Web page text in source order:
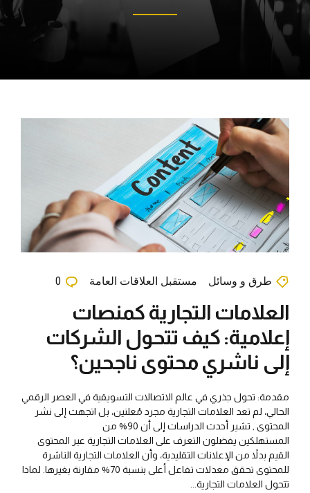
طرق و وسائل مستقبل العلاقات العامة 0
العلامات التجارية كمنصات
إعلامية: كيف تتحول الشركات
إلى ناشري محتوى ناجحين؟
مقدمة: تحول جذري في عالم الاتصالات التسويقية في العصر الرقمي
الحالي، لم تعد العلامات التجارية مجرد مُعلنين، بل اتجهت إلى نشر
المحتوى , تشير أحدث الدراسات إلى أن 90% من
المستهلكين يفضلون التعرف على العلامات التجارية عبر المحتوى
القيم بدلاً من الإعلانات التقليدية، وأن العلامات التجارية الناشرة
للمحتوى تحقق معدلات تفاعل أعلى بنسبة 70% مقارنة بغيرها. لماذا
تتحول العلامات التجارية...